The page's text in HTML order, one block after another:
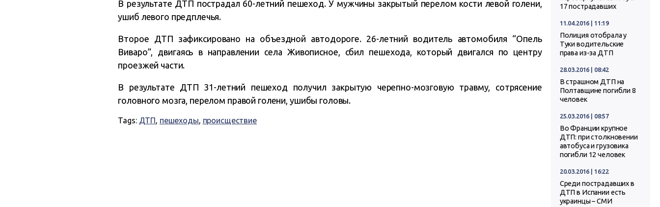
В результате ДТП пострадал 60-летний пешеход. У мужчины закрытый перелом кости левой голени,
ушиб левого предплечья.
Второе ДТП зафиксировано на объездной автодороге. 26-летний водитель автомобиля “Опель
Виваро”, двигаясь в направлении села Живописное, сбил пешехода, который двигался по центру
проезжей части.
В результате ДТП 31-летний пешеход получил закрытую черепно-мозговую травму, сотрясение
головного мозга, перелом правой голени, ушибы головы.
Tags: ДТП, пешеходы, происществие
17 пострадавших
11.04.2016 | 11:19
Полиция отобрала у
Туки водительские
права из-за ДТП
28.03.2016 | 08:42
В страшном ДТП на
Полтавщине погибли 8
человек
25.03.2016 | 08:57
Во Франции крупное
ДТП: при столкновении
автобуса и грузовика
погибли 12 человек
20.03.2016 | 16:22
Среди пострадавших в
ДТП в Испании есть
украинцы – СМИ